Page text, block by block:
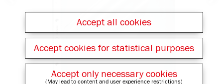
Accept all cookies
Accept cookies for statistical purposes
Accept only necessary cookies
(May lead to content and user experience restrictions)